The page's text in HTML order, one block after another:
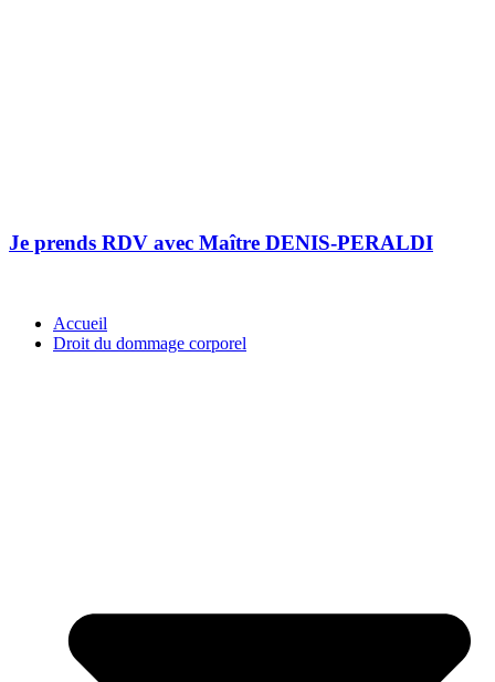
Je prends RDV avec Maître DENIS-PERALDI
Accueil
Droit du dommage corporel